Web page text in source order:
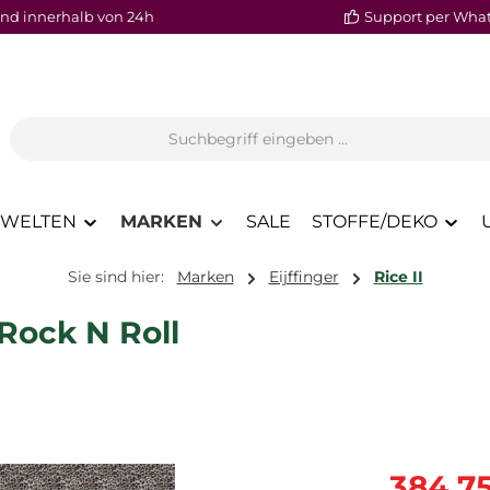
innerhalb von 24h Support per
MARKEN SALE STOFFE/DEKO
Sie sind hier: Marken Eijffinger Rice II
N Roll